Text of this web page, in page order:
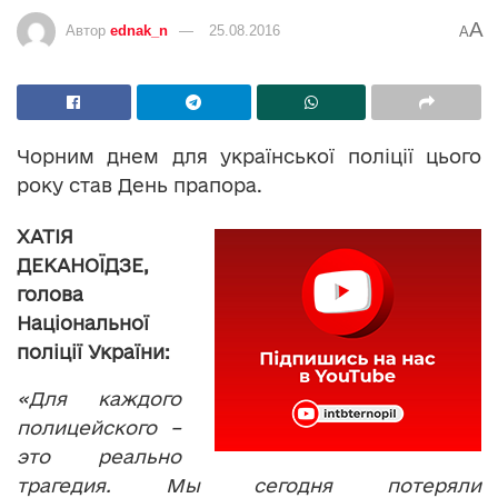
Автор ednak_n 25.08.2016 AA
Чорним днем для української поліції цього
року став День прапора.
ХАТІЯ
ДЕКАНОЇДЗЕ,
голова
Національної
поліції України:
«Для каждого
полицейского –
это реально
трагедия. Мы сегодня потеряли